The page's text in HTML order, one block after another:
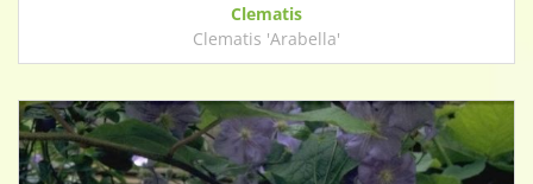
Clematis
Clematis 'Arabella'